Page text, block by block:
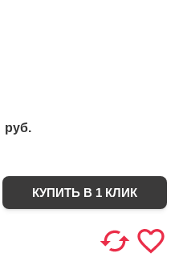
руб.
КУПИТЬ В 1 КЛИК